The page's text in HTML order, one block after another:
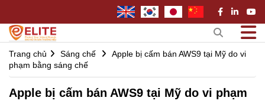
Trang chủ Sáng chế
Apple bị cấm bán AWS9 tại Mỹ do vi
phạm bằng sáng chế
Apple bị cấm bán AWS9 tại Mỹ do vi phạm